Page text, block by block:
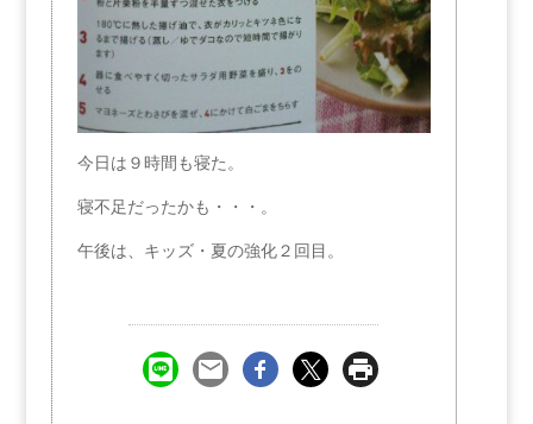
今日は９時間も寝た。
寝不足だったかも・・・。
午後は、キッズ・夏の強化２回目。